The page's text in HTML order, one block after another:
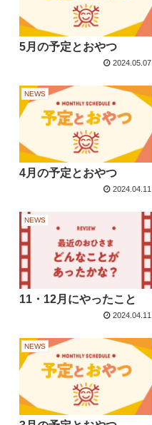
5月の予定とおやつ
2024.05.07
NEWS
4月の予定とおやつ
2024.04.11
NEWS
11・12月にやったこと
2024.04.11
NEWS